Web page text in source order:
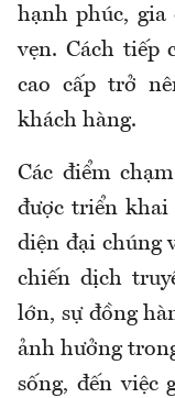
hạnh phúc,
vẹn. Cách tiếp
cao cấp trở
khách hàng.
Các điểm
được triển khai
diện đại chúng
chiến dịch
lớn, sự đồng
ảnh hưởng
sống, đến việc